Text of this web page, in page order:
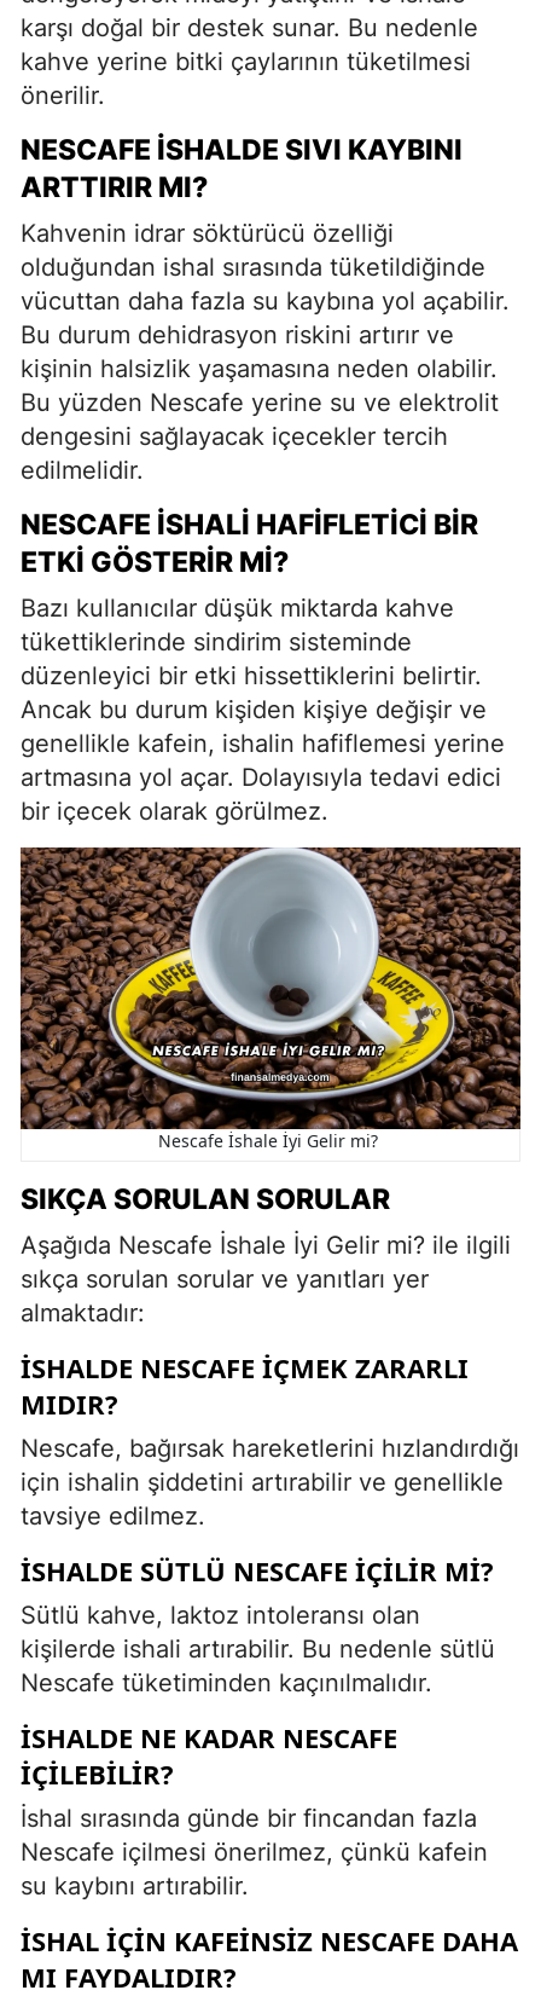
karşı doğal bir destek sunar. Bu nedenle
kahve yerine bitki çaylarının tüketilmesi
önerilir.
NESCAFE İSHALDE SIVI KAYBINI
ARTTIRIR MI?
Kahvenin idrar söktürücü özelliği
olduğundan ishal sırasında tüketildiğinde
vücuttan daha fazla su kaybına yol açabilir.
Bu durum dehidrasyon riskini artırır ve
kişinin halsizlik yaşamasına neden olabilir.
Bu yüzden Nescafe yerine su ve elektrolit
dengesini sağlayacak içecekler tercih
edilmelidir.
NESCAFE İSHALI HAFIFLETICI BIR
ETKI GÖSTERIR MI?
Bazı kullanıcılar düşük miktarda kahve
tükettiklerinde sindirim sisteminde
düzenleyici bir etki hissettiklerini belirtir.
Ancak bu durum kişiden kişiye değişir ve
genellikle kafein, ishalin hafiflemesi yerine
artmasına yol açar. Dolayısıyla tedavi edici
bir içecek olarak görülmez.
Nescafe İshale İyi Gelir mi?
SIKÇA SORULAN SORULAR
Aşağıda Nescafe İshale İyi Gelir mi? ile ilgili
sıkça sorulan sorular ve yanıtları yer
almaktadır:
İSHALDE NESCAFE İÇMEK ZARARLI
MIDIR?
Nescafe, bağırsak hareketlerini hızlandırdığı
için ishalin şiddetini artırabilir ve genellikle
tavsiye edilmez.
İSHALDE SÜTLÜ NESCAFE İÇILIR MI?
Sütlü kahve, laktoz intoleransı olan
kişilerde ishali artırabilir. Bu nedenle sütlü
Nescafe tüketiminden kaçınılmalıdır.
İSHALDE NE KADAR NESCAFE
İÇILEBILIR?
İshal sırasında günde bir fincandan fazla
Nescafe içilmesi önerilmez, çünkü kafein
su kaybını artırabilir.
İSHAL İÇIN KAFEINSIZ NESCAFE DAHA
MI FAYDALIDIR?